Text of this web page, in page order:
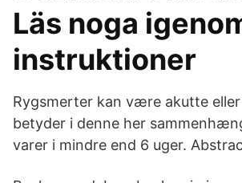
Läs noga
instruktioner
Rygsmerter kan være akutte
betyder i denne her
varer i mindre end 6 uger.